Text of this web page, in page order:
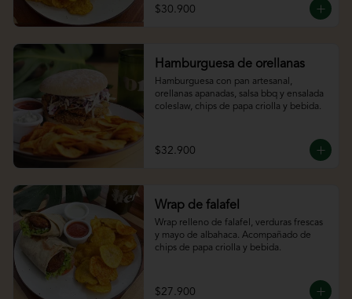
$30.900
Hamburguesa de orellanas
Hamburguesa con pan artesanal,
orellanas apanadas, salsa bbq y ensalada
coleslaw, chips de papa criolla y bebida.
$32.900
Wrap de falafel
Wrap relleno de falafel, verduras frescas
y mayo de albahaca. Acompañado de
chips de papa criolla y bebida.
$27.900